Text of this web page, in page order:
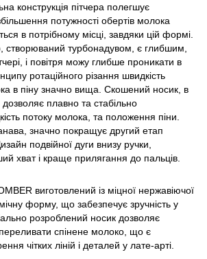
конструкція пітчера полегшує
потужності обертів молока
в потрібному місці, завдяки цій формі.
створюваний турбонадувом, є глибшим,
і повітря можу глибше проникати в
ротаційного різання швидкість
в піну значно вища. Скошений носик, в
плавно та стабільно
потоку молока, та положення піни.
значно покращує другий етап
подвійної дуги внизу ручки,
хват і краще прилягання до пальців.
виготовлений із міцної нержавіючої
форму, що забезпечує зручність у
розроблений носик дозволяє
спінене молоко, що є
чітких ліній і деталей у лате-арті.